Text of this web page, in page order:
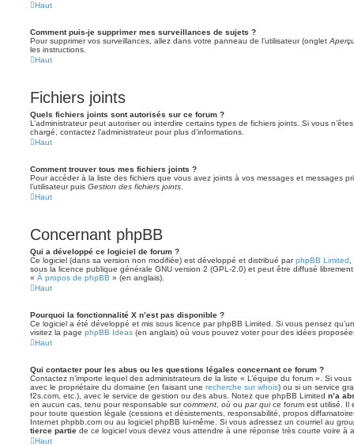
Haut
Comment puis-je supprimer mes surveillances de sujets ?
Pour supprimer vos surveillances, allez dans votre panneau de l’utilisateur (onglet
les instructions.
Haut
Fichiers joints
Quels fichiers joints sont autorisés sur ce forum ?
L’administrateur peut autoriser ou interdire certains types de fichiers joints. Si vous
chargé, contactez l’administrateur pour plus d’informations.
Haut
Comment trouver tous mes fichiers joints ?
Pour accéder à la liste des fichiers que vous avez joints à vos messages et messages
l’utilisateur puis Gestion des fichiers joints
Haut
Concernant phpBB
Qui a développé ce logiciel de forum ?
Ce logiciel (dans sa version non modifiée) est développé et distribué parphpBB Limited
sous la licence publique générale GNU version 2 (GPL-2.0) et peut être diffusé
« À propos de phpBB » (en anglais).
Haut
Pourquoi la fonctionnalité X n’est pas disponible ?
Ce logiciel a été développé et mis sous licence par phpBB Limited. Si vous pensez
visitez la page phpBB Ideas (en anglais) où vous pouvez voter pour des idées
Haut
Qui contacter pour les abus ou les questions légales concernant ce forum ?
Contactez n’importe lequel des administrateurs de la liste « L’équipe du forum ». Si
avec le propriétaire du domaine (en faisant une recherche sur whois) ou si un service
f2s.com, etc.), avec le service de gestion ou des abus. Notez que phpBB Limited n’a
en aucun cas, tenu pour responsable surcomment où ou par quice forum est utilisé. Il
pour toute question légale (cessions et désistements, responsabilité, propos
Internet phpbb.com ou au logiciel phpBB lui-même. Si vous adressez un courriel au
tierce partie de ce logiciel vous devez vous attendre à une réponse très courte voire à
Haut